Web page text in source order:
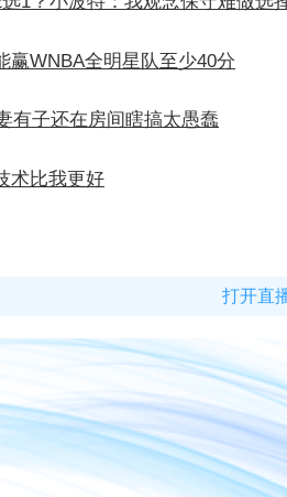
赢WNBA全明星队至少40分
有子还在房间瞎搞太愚蠢
术比我更好
打开直